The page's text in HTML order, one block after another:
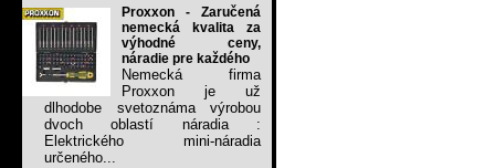
Proxxon - Zaručená
nemecká kvalita za
výhodné ceny,
náradie pre každého
Nemecká firma
Proxxon je už
dlhodobe svetoznáma výrobou
dvoch oblastí náradia :
Elektrického mini-náradia
určeného...